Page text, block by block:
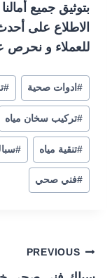
بتوثيق جميع
الاطلاع على
للعملاء و نحرص
#ادوات صحية #
#تركيب سخان مياه
#تنقية مياه #
#فني صحي
تصفّح
PREVIOUS